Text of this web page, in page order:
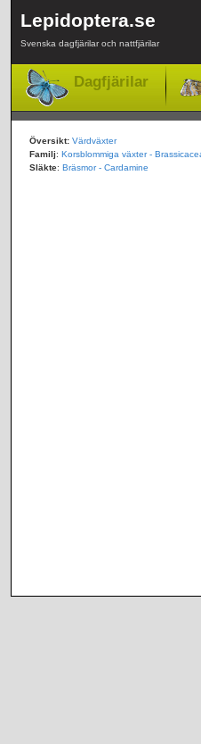
Lepidoptera.se
Svenska dagfjärilar och nattfjärilar
Dagfjärilar
Översikt: Värdväxter
Familj: Korsblommiga växter -
Släkte: Bräsmor - Cardamine